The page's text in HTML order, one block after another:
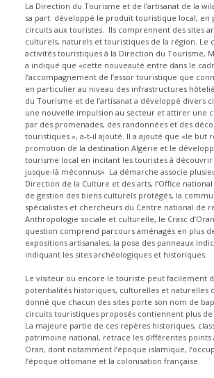
La Direction du Tourisme et de l’artisanat de la
sa part développé le produit touristique local, en
circuits aux touristes. Ils comprennent des sites
culturels, naturels et touristiques de la région. Le
activités touristiques à la Direction du Tourisme,
a indiqué que «cette nouveauté entre dans le
l’accompagnement de l’essor touristique que
en particulier au niveau des infrastructures
du Tourisme et de l’artisanat a développé divers
une nouvelle impulsion au secteur et attirer une
par des promenades, des randonnées et des
touristiques », a-t-il ajouté. Il a ajouté que «le but
promotion de la destination Algérie et le
tourisme local en incitant les touristes à découvrir
jusque-là méconnus». La démarche associe
Direction de la Culture et des arts, l’Office
de gestion des biens culturels protégés, la
spécialistes et chercheurs du Centre national de
Anthropologie sociale et culturelle, le Crasc
question comprend parcours aménagés en plus
expositions artisanales, la pose des panneaux
indiquant les sites archéologiques et historiques.
Le visiteur ou encore le touriste peut facilement
potentialités historiques, culturelles et naturelles
donné que chacun des sites porte son nom de
circuits touristiques proposés contiennent plus
La majeure partie de ces repères historiques,
patrimoine national, retrace les différentes points
Oran, dont notamment l’époque islamique,
l’époque ottomane et la colonisation française.